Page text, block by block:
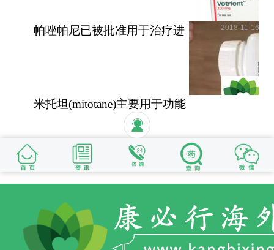
帕唑帕尼已被批准用于治疗进
米托坦(mitotane)主要用于功能
性和无功能性肾上腺
2018-11-16